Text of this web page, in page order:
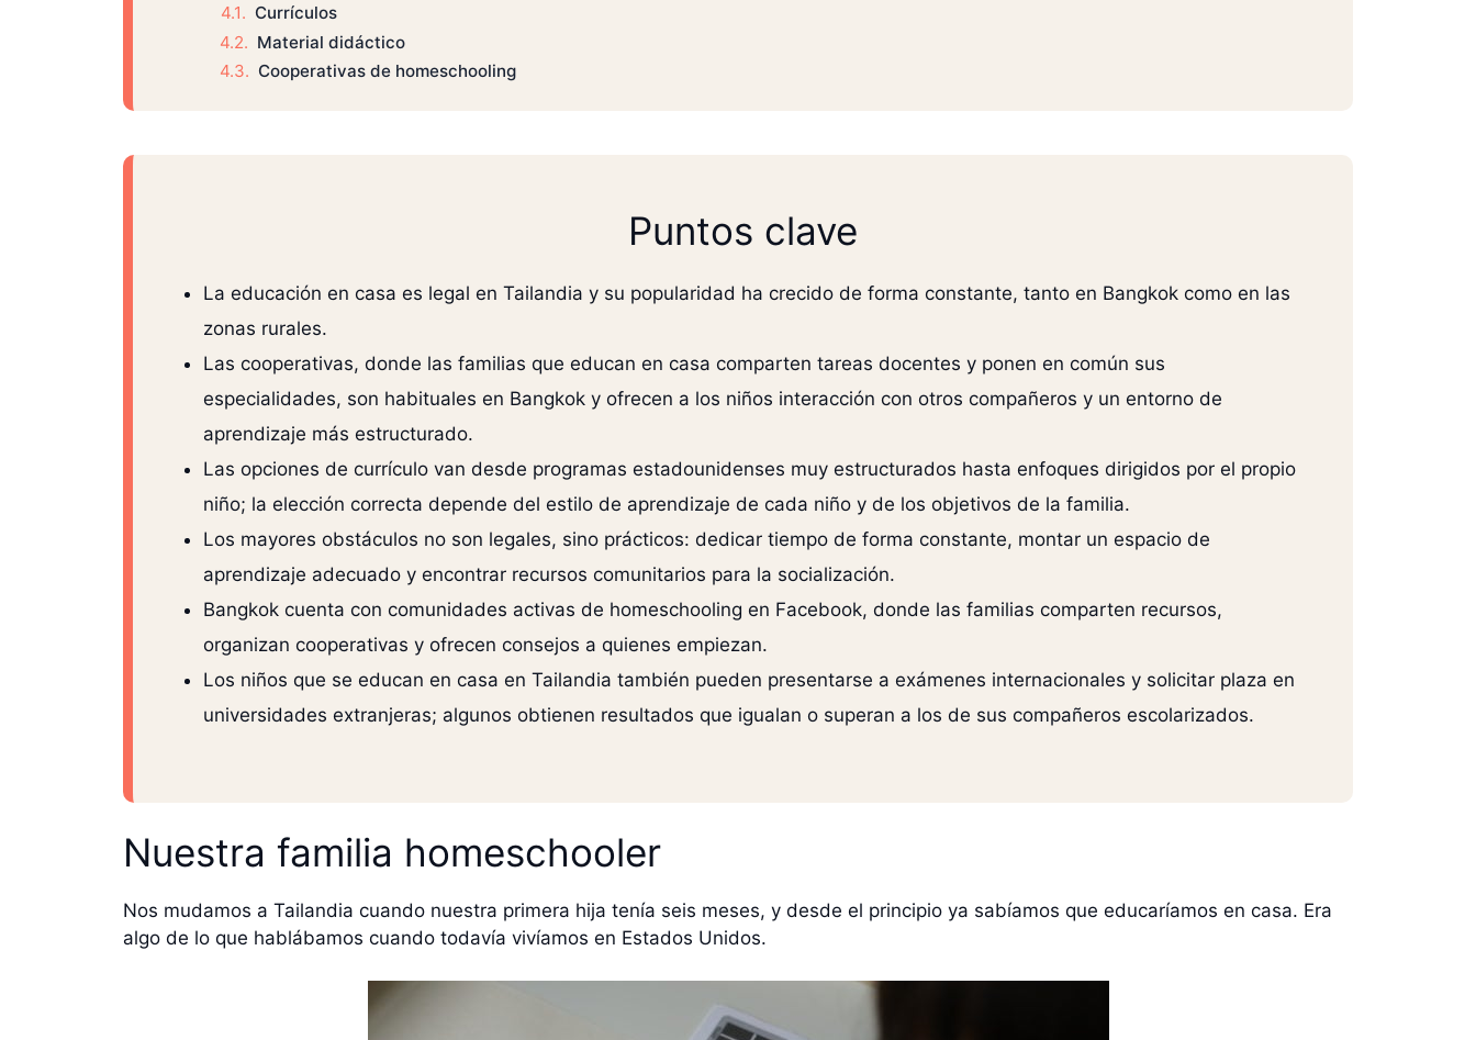
Currículos
Material didáctico
Cooperativas de homeschooling
Puntos clave
La educación en casa es legal en Tailandia y su popularidad ha crecido de forma constante, tanto en Bangkok como en las
zonas rurales.
Las cooperativas, donde las familias que educan en casa comparten tareas docentes y ponen en común sus
especialidades, son habituales en Bangkok y ofrecen a los niños interacción con otros compañeros y un entorno de
aprendizaje más estructurado.
Las opciones de currículo van desde programas estadounidenses muy estructurados hasta enfoques dirigidos por el propio
niño; la elección correcta depende del estilo de aprendizaje de cada niño y de los objetivos de la familia.
Los mayores obstáculos no son legales, sino prácticos: dedicar tiempo de forma constante, montar un espacio de
aprendizaje adecuado y encontrar recursos comunitarios para la socialización.
Bangkok cuenta con comunidades activas de homeschooling en Facebook, donde las familias comparten recursos,
organizan cooperativas y ofrecen consejos a quienes empiezan.
Los niños que se educan en casa en Tailandia también pueden presentarse a exámenes internacionales y solicitar plaza en
universidades extranjeras; algunos obtienen resultados que igualan o superan a los de sus compañeros escolarizados.
Nuestra familia homeschooler
Nos mudamos a Tailandia cuando nuestra primera hija tenía seis meses, y desde el principio ya sabíamos que educaríamos en casa. Era
algo de lo que hablábamos cuando todavía vivíamos en Estados Unidos.